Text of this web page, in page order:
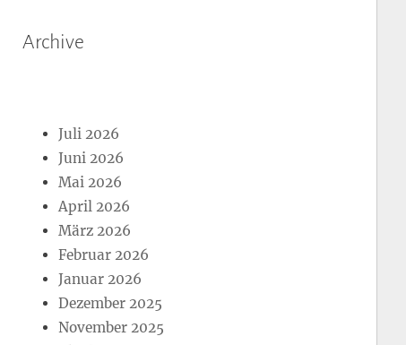
Archive
Juli 2026
Juni 2026
Mai 2026
April 2026
März 2026
Februar 2026
Januar 2026
Dezember 2025
November 2025